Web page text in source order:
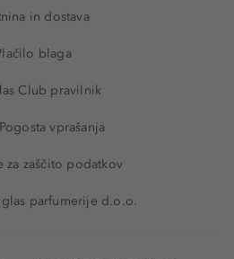
in dostava
blaga
Club pravilnik
vprašanja
za zaščito podatkov
parfumerije d.o.o.